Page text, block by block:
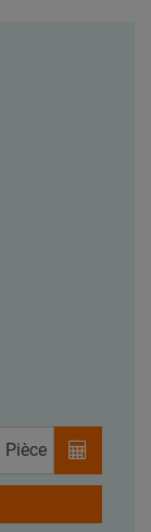
Pièce